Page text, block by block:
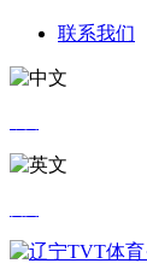
联系我们